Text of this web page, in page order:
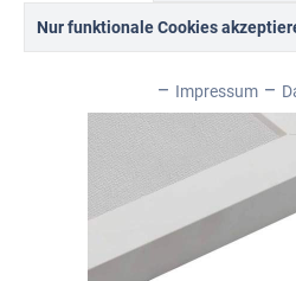
Nur funktionale Cookies
Impressum